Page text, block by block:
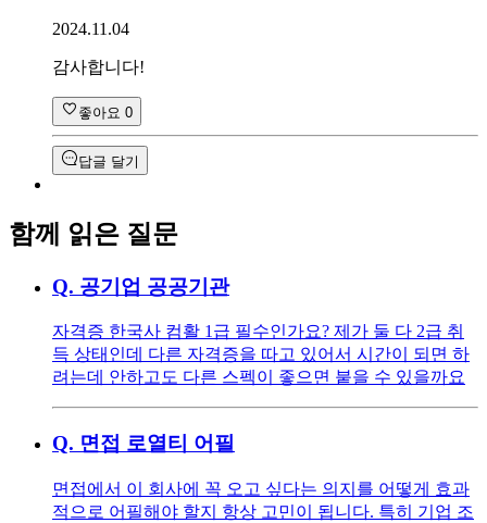
2024.11.04
감사합니다!
좋아요 0
답글 달기
함께 읽은 질문
Q. 공기업 공공기관
자격증 한국사 컴활 1급 필수인가요? 제가 둘 다 2급 취
득 상태인데 다른 자격증을 따고 있어서 시간이 되면 하
려는데 안하고도 다른 스펙이 좋으면 붙을 수 있을까요
Q. 면접 로열티 어필
면접에서 이 회사에 꼭 오고 싶다는 의지를 어떻게 효과
적으로 어필해야 할지 항상 고민이 됩니다. 특히 기업 조